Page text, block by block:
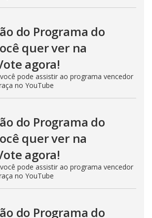
do Programa do
quer ver na
agora!
pode assistir ao programa vencedor
no YouTube
do Programa do
quer ver na
agora!
pode assistir ao programa vencedor
no YouTube
do Programa do